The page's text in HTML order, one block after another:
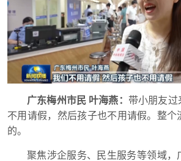
广东梅州市民 叶海燕： 带小朋友过
不用请假，然后孩子也不用请假。整个
的。
聚焦涉企服务、民生服务等领域，